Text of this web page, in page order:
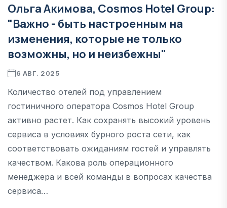
Ольга Акимова, Cosmos Hotel Group:
"Важно - быть настроенным на
изменения, которые не только
возможны, но и неизбежны"
6 АВГ. 2025
Количество отелей под управлением
гостиничного оператора Cosmos Hotel Group
активно растет. Как сохранять высокий уровень
сервиса в условиях бурного роста сети, как
соответствовать ожиданиям гостей и управлять
качеством. Какова роль операционного
менеджера и всей команды в вопросах качества
сервиса…